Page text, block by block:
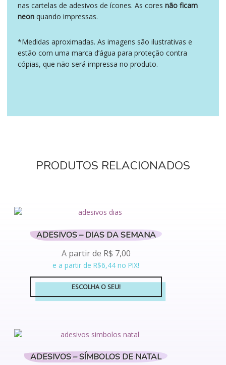
nas cartelas de adesivos de ícones. As cores não ficam
neon quando impressas.
*Medidas aproximadas. As imagens são ilustrativas e
estão com uma marca d’água para proteção contra
cópias, que não será impressa no produto.
PRODUTOS RELACIONADOS
ADESIVOS – DIAS DA SEMANA
A partir de R$ 7,00
e a partir de R$6,44 no PIX!
ESCOLHA O SEU!
Este
várias
As
ADESIVOS – SÍMBOLOS DE NATAL